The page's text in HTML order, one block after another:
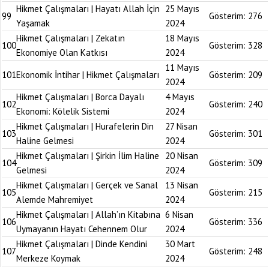
99
Hikmet Çalışmaları | Hayatı Allah İçin
Yaşamak
25 Mayıs
2024
Gösterim: 276
100
Hikmet Çalışmaları | Zekatın
Ekonomiye Olan Katkısı
18 Mayıs
2024
Gösterim: 328
101Ekonomik İntihar | Hikmet Çalışmaları
11 Mayıs
2024
Gösterim: 209
102
Hikmet Çalışmaları | Borca Dayalı
Ekonomi: Kölelik Sistemi
4 Mayıs
2024
Gösterim: 240
103
Hikmet Çalışmaları | Hurafelerin Din
Haline Gelmesi
27 Nisan
2024
Gösterim: 301
104
Hikmet Çalışmaları | Şirkin İlim Haline
Gelmesi
20 Nisan
2024
Gösterim: 309
105
Hikmet Çalışmaları | Gerçek ve Sanal
Alemde Mahremiyet
13 Nisan
2024
Gösterim: 215
106
Hikmet Çalışmaları | Allah’ın Kitabına
Uymayanın Hayatı Cehennem Olur
6 Nisan
2024
Gösterim: 336
107
Hikmet Çalışmaları | Dinde Kendini
Merkeze Koymak
30 Mart
2024
Gösterim: 248